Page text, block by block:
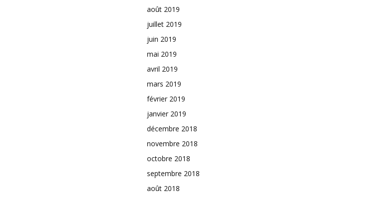
août 2019
juillet 2019
juin 2019
mai 2019
avril 2019
mars 2019
février 2019
janvier 2019
décembre 2018
novembre 2018
octobre 2018
septembre 2018
août 2018